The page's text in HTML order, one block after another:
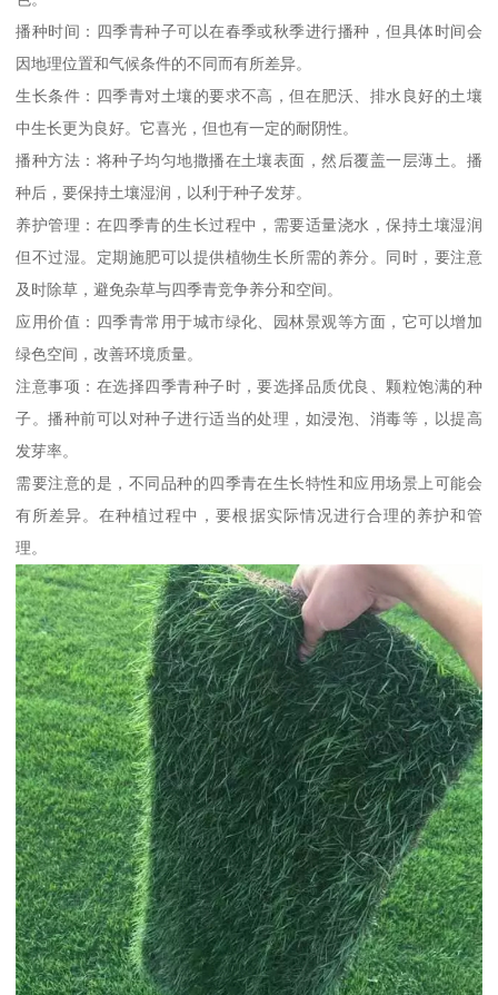
播种时间：四季青种子可以在春季或秋季进行播种，但具体时间会
因地理位置和气候条件的不同而有所差异。
生长条件：四季青对土壤的要求不高，但在肥沃、排水良好的土壤
中生长更为良好。它喜光，但也有一定的耐阴性。
播种方法：将种子均匀地撒播在土壤表面，然后覆盖一层薄土。播
种后，要保持土壤湿润，以利于种子发芽。
养护管理：在四季青的生长过程中，需要适量浇水，保持土壤湿润
但不过湿。定期施肥可以提供植物生长所需的养分。同时，要注意
及时除草，避免杂草与四季青竞争养分和空间。
应用价值：四季青常用于城市绿化、园林景观等方面，它可以增加
绿色空间，改善环境质量。
注意事项：在选择四季青种子时，要选择品质优良、颗粒饱满的种
子。播种前可以对种子进行适当的处理，如浸泡、消毒等，以提高
发芽率。
需要注意的是，不同品种的四季青在生长特性和应用场景上可能会
有所差异。在种植过程中，要根据实际情况进行合理的养护和管
理。